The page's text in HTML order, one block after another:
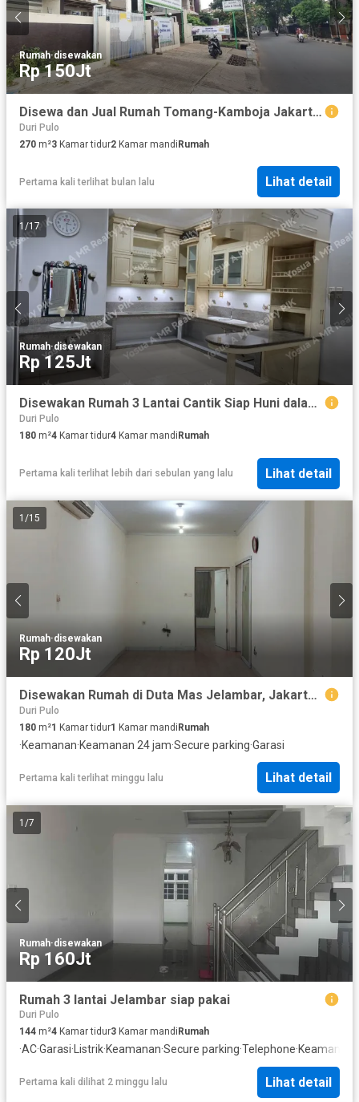
Rumah·disewakan
Rp 150Jt
Disewa dan Jual Rumah Tomang-Kamboja Jakarta Barat
Duri Pulo
270 m²3 Kamar tidur2 Kamar mandiRumah
Pertama kali terlihat bulan lalu Lihat detail
1 /17
Rumah·disewakan
Rp 125Jt
Disewakan Rumah 3 Lantai Cantik Siap Huni dalam Komplek Glodok
Duri Pulo
180 m²4 Kamar tidur4 Kamar mandi Rumah
Pertama kali terlihat lebih dari sebulan yang lalu Lihat detail
1 /15
Rumah·disewakan
Rp 120Jt
Disewakan Rumah di Duta Mas Jelambar, Jakarta Barat, Ukuran 9X20m2,Cocok Utk Garment, Harga : 120 Jt/Thn
Duri Pulo
180 m²1 Kamar tidur1 Kamar mandiRumah
·Keamanan·Keamanan 24 jam·Secure parking·Garasi
Pertama kali terlihat minggu lalu Lihat detail
1 /7
Rumah·disewakan
Rp 160Jt
Rumah 3 lantai Jelambar siap pakai
Duri Pulo
144 m²4 Kamar tidur3 Kamar mandi Rumah
·AC·Garasi·Listrik·Keamanan·Secure parking·Telephone·Keamanan
Pertama kali dilihat 2 minggu lalu Lihat detail